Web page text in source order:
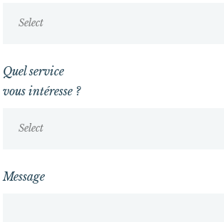
Select
Quel service
vous intéresse ?
Select
Message